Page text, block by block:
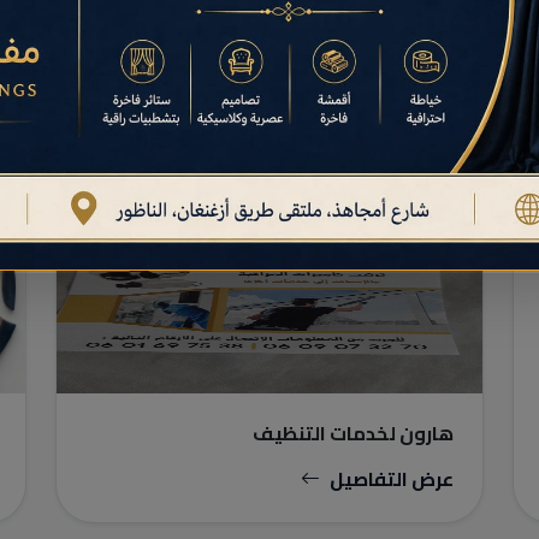
البناء والأعمال النهائية
هارون لخدمات التنظيف
عرض التفاصيل